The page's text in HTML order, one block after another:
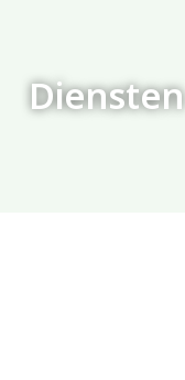
Diensten